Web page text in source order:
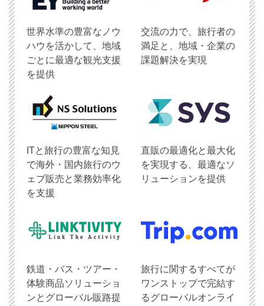
世界水準の豊富なノウ
ハウを活かして、地域
ごとに最適な観光支援
を提供
交流の力で、旅行者の
満足と、地域・企業の
課題解決を実現
ITと旅行の豊富な知見
で海外・国内旅行のウ
ェブ販売と業務効率化
を支援
直販の最適化と最大化
を実現する、最適なソ
リューションを提供
鉄道・バス・ツアー・
体験商品ソリューショ
ンとグローバル販路提
旅行に関するすべてが
ワンストップで完結す
るグローバルオンライ